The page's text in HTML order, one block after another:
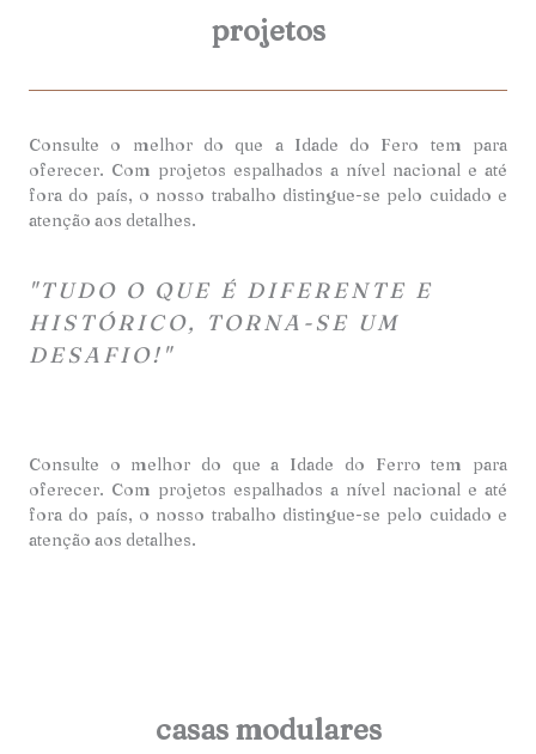
Consulte o melhor do que a Idade do Ferro tem para
oferecer. Com projetos espalhados a nível nacional e até
fora do país, o nosso trabalho distingue-se pelo cuidado e
atenção aos detalhes.
projetos
Consulte o melhor do que a Idade do Fero tem para
oferecer. Com projetos espalhados a nível nacional e até
fora do país, o nosso trabalho distingue-se pelo cuidado e
atenção aos detalhes.
"TUDO O QUE É DIFERENTE E
HISTÓRICO, TORNA-SE UM
DESAFIO!"
casas modulares